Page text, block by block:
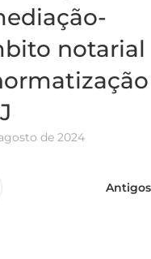
notarial
de 2024
Antigos